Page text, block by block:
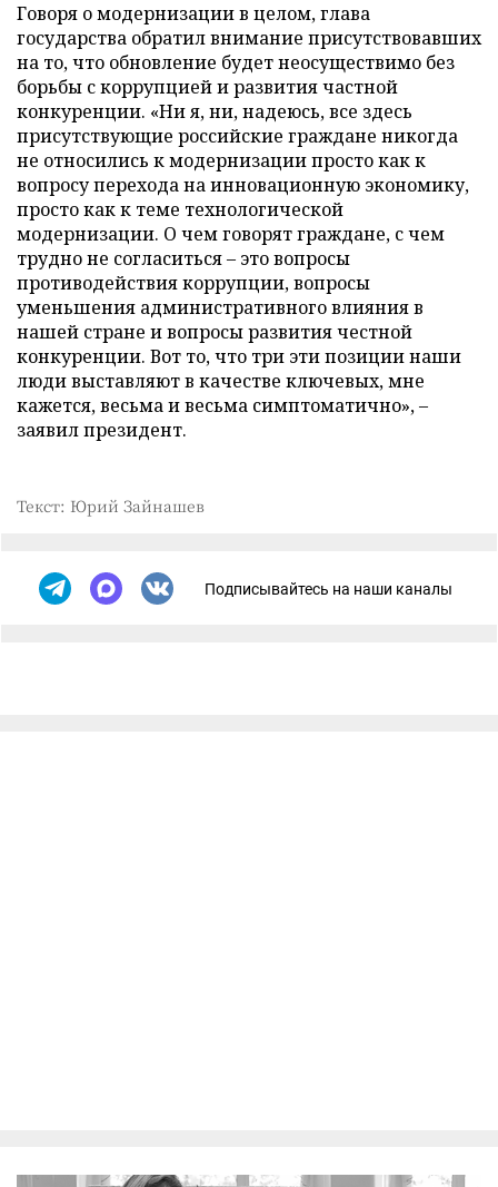
Говоря о модернизации в целом, глава
государства обратил внимание присутствовавших
на то, что обновление будет неосуществимо без
борьбы с коррупцией и развития частной
конкуренции. «Ни я, ни, надеюсь, все здесь
присутствующие российские граждане никогда
не относились к модернизации просто как к
вопросу перехода на инновационную экономику,
просто как к теме технологической
модернизации. О чем говорят граждане, с чем
трудно не согласиться – это вопросы
противодействия коррупции, вопросы
уменьшения административного влияния в
нашей стране и вопросы развития честной
конкуренции. Вот то, что три эти позиции наши
люди выставляют в качестве ключевых, мне
кажется, весьма и весьма симптоматично», –
заявил президент.
Текст: Юрий Зайнашев
Подписывайтесь на наши каналы